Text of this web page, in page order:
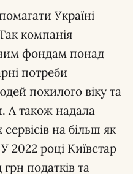
Україні
компанія
фондам понад
потреби
похилого віку та
А також надала
на більш як
2022 році Київстар
податків та